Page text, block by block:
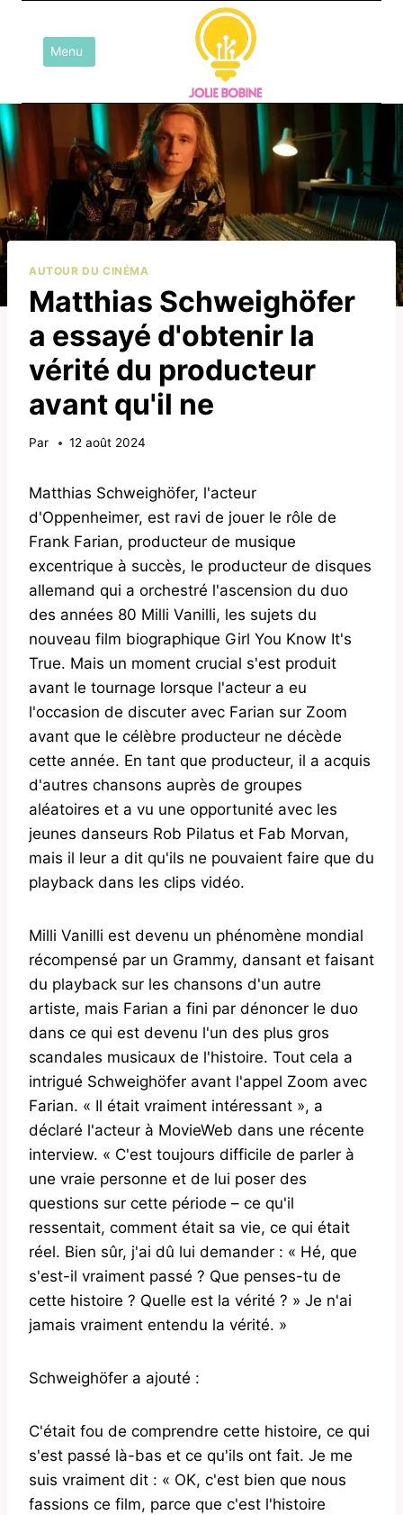
contenuMenu
AUTOUR DU CINÉMA
Matthias Schweighöfer
a essayé d'obtenir la
vérité du producteur
avant qu'il ne
Par 12 août 2024
Matthias Schweighöfer, l'acteur
d'Oppenheimer, est ravi de jouer le rôle de
Frank Farian, producteur de musique
excentrique à succès, le producteur de disques
allemand qui a orchestré l'ascension du duo
des années 80 Milli Vanilli, les sujets du
nouveau film biographique Girl You Know It's
True. Mais un moment crucial s'est produit
avant le tournage lorsque l'acteur a eu
l'occasion de discuter avec Farian sur Zoom
avant que le célèbre producteur ne décède
cette année. En tant que producteur, il a acquis
d'autres chansons auprès de groupes
aléatoires et a vu une opportunité avec les
jeunes danseurs Rob Pilatus et Fab Morvan,
mais il leur a dit qu'ils ne pouvaient faire que du
playback dans les clips vidéo.
Milli Vanilli est devenu un phénomène mondial
récompensé par un Grammy, dansant et faisant
du playback sur les chansons d'un autre
artiste, mais Farian a fini par dénoncer le duo
dans ce qui est devenu l'un des plus gros
scandales musicaux de l'histoire. Tout cela a
intrigué Schweighöfer avant l'appel Zoom avec
Farian. « Il était vraiment intéressant », a
déclaré l'acteur à MovieWeb dans une récente
interview. « C'est toujours difficile de parler à
une vraie personne et de lui poser des
questions sur cette période – ce qu'il
ressentait, comment était sa vie, ce qui était
réel. Bien sûr, j'ai dû lui demander : « Hé, que
s'est-il vraiment passé ? Que penses-tu de
cette histoire ? Quelle est la vérité ? » Je n'ai
jamais vraiment entendu la vérité. »
Schweighöfer a ajouté :
C'était fou de comprendre cette histoire, ce qui
s'est passé là-bas et ce qu'ils ont fait. Je me
suis vraiment dit : « OK, c'est bien que nous
fassions ce film, parce que c'est l'histoire